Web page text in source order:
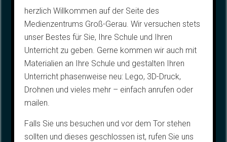
herzlich Willkommen auf der Seite des
Medienzentrums Groß-Gerau. Wir versuchen stets
unser Bestes für Sie, Ihre Schule und Ihren
Unterricht zu geben. Gerne kommen wir auch mit
Materialien an Ihre Schule und gestalten Ihren
Unterricht phasenweise neu: Lego, 3D-Druck,
Drohnen und vieles mehr – einfach anrufen oder
mailen.
Falls Sie uns besuchen und vor dem Tor stehen
sollten und dieses geschlossen ist, rufen Sie uns